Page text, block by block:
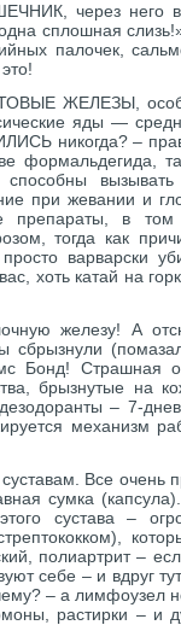
через него
сплошная
палочек,
ЖЕЛЕЗЫ,
яды —
никогда? –
формальдегида,
при жевании и
препараты, в том
тогда как
варварски
хоть катай на
железу! А
сбрызнули
Бонд! Страшная
брызнутые на
– 7-
механизм
Все очень
сумка
сустава –
полиартрит –
себе – и вдруг
– а лимфоузел
растирки – и